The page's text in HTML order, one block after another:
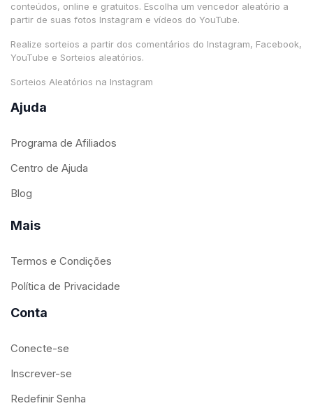
conteúdos, online e gratuitos. Escolha um vencedor aleatório a
partir de suas fotos Instagram e vídeos do YouTube.
Realize sorteios a partir dos comentários do Instagram, Facebook,
YouTube e Sorteios aleatórios.
Sorteios Aleatórios na Instagram
Ajuda
Programa de Afiliados
Centro de Ajuda
Blog
Mais
Termos e Condições
Política de Privacidade
Conta
Conecte-se
Inscrever-se
Redefinir Senha